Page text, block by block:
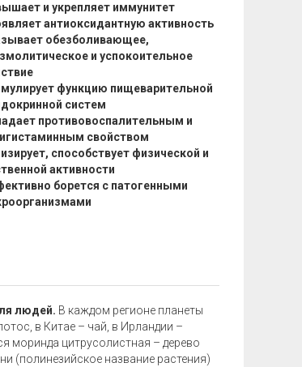
и укрепляет иммунитет
антиоксидантную активность
обезболивающее,
и успокоительное
функцию пищеварительной
систем
противовоспалительным и
свойством
способствует физической и
активности
борется с патогенными
людей. В каждом регионе планеты
в Китае – чай, в Ирландии –
моринда цитрусолистная – дерево
(полинезийское название растения)